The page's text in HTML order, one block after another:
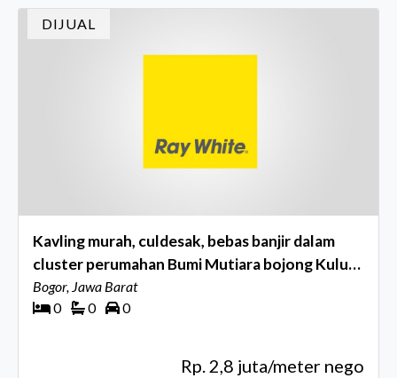
DIJUAL
Kavling murah, culdesak, bebas banjir dalam
cluster perumahan Bumi Mutiara bojong Kulur,
Bogor
Bogor, Jawa Barat
0
0 0
Rp. 2,8 juta/meter nego